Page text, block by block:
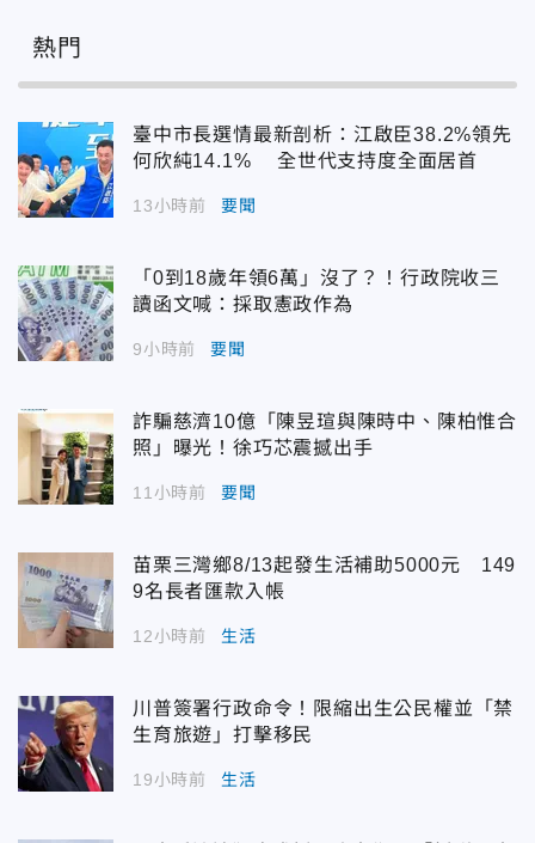
熱門
臺中市長選情最新剖析：江啟臣38.2%領先
何欣純14.1% 全世代支持度全面居首
13小時前 要聞
「0到18歲年領6萬」沒了？！行政院收三
讀函文喊：採取憲政作為
9小時前 要聞
詐騙慈濟10億「陳昱瑄與陳時中、陳柏惟合
照」曝光！徐巧芯震撼出手
11小時前 要聞
苗栗三灣鄉8/13起發生活補助5000元 149
9名長者匯款入帳
12小時前 生活
川普簽署行政命令！限縮出生公民權並「禁
生育旅遊」打擊移民
19小時前 生活